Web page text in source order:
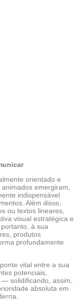
orientado e
emergiram,
indispensável
Além disso,
ou textos lineares,
visual estratégica e
à sua
produtos
profundamente
vital entre a sua
potenciais,
solidificando, assim,
absoluta em